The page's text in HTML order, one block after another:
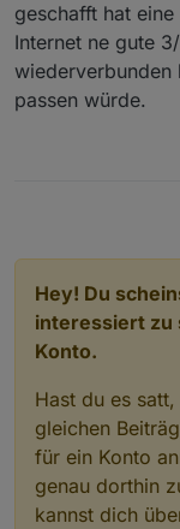
geschafft hat
Internet ne gute
wiederverbunden
passen würde.
Hey! Du
interessiert zu
Konto.
Hast du es
gleichen
für ein Konto
genau dorthin
kannst dich